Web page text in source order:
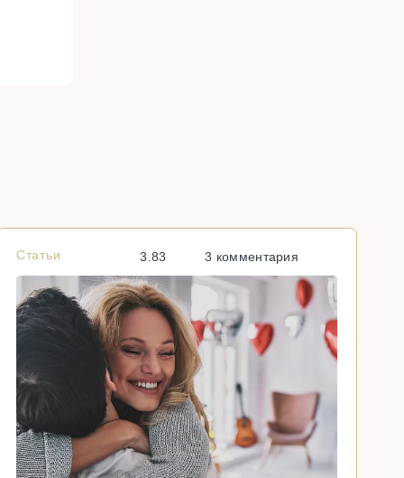
Статьи 3.83 3 комментария